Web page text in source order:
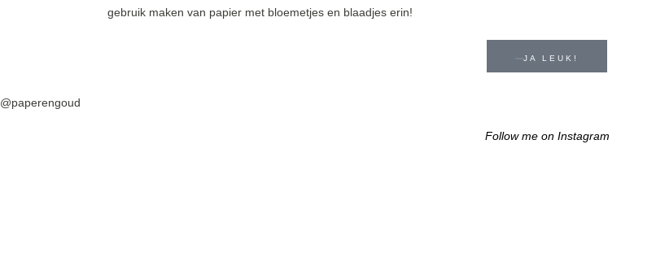
gebruik maken van papier met bloemetjes en blaadjes erin!
JA LEUK!
@paperengoud
Follow me on Instagram